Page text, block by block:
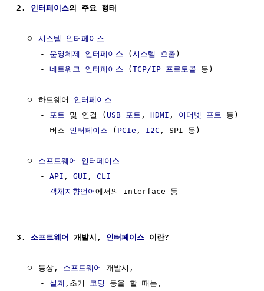
2. 인터페이스의 주요 형태
  ㅇ
시스템
인터페이스
     -
운영체제 인터페이스 (시스템 호출 )
     -
네트워크 인터페이스 (TCP/IP 프로토콜 등)
  ㅇ 하드웨어
인터페이스
     -
포트 및 연결 ( USB 포트 , HDMI , 이더넷 포트
등)
     - 버스
인터페이스 ( PCIe , I2C , SPI 등)
  ㅇ
소프트웨어
인터페이스
     -
API , GUI , CLI
     -
객체지향언어에서의 interface 등
3. 소프트웨어 개발시, 인터페이스 이란?
  ㅇ 통상,
소프트웨어
개발시,
     -
설계 ,초기 코딩
등을 할 때는,